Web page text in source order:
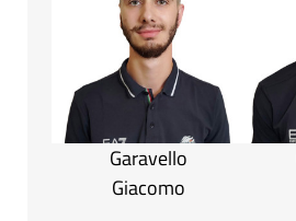
Garavello
Giacomo